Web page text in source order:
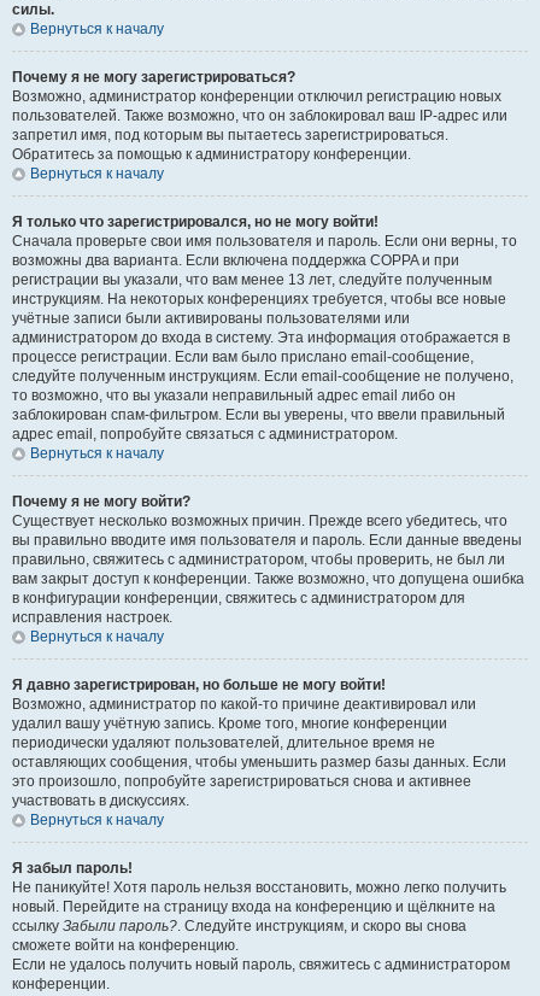
силы.
Вернуться к началу
Почему я не могу зарегистрироваться?
Возможно, администратор конференции отключил регистрацию новых
пользователей. Также возможно, что он заблокировал ваш IP-адрес или
запретил имя, под которым вы пытаетесь зарегистрироваться.
Обратитесь за помощью к администратору конференции.
Вернуться к началу
Я только что зарегистрировался, но не могу войти!
Сначала проверьте свои имя пользователя и пароль. Если они верны, то
возможны два варианта. Если включена поддержка COPPA и при
регистрации вы указали, что вам менее 13 лет, следуйте полученным
инструкциям. На некоторых конференциях требуется, чтобы все новые
учётные записи были активированы пользователями или
администратором до входа в систему. Эта информация отображается в
процессе регистрации. Если вам было прислано email-сообщение,
следуйте полученным инструкциям. Если email-сообщение не получено,
то возможно, что вы указали неправильный адрес email либо он
заблокирован спам-фильтром. Если вы уверены, что ввели правильный
адрес email, попробуйте связаться с администратором.
Вернуться к началу
Почему я не могу войти?
Существует несколько возможных причин. Прежде всего убедитесь, что
вы правильно вводите имя пользователя и пароль. Если данные введены
правильно, свяжитесь с администратором, чтобы проверить, не был ли
вам закрыт доступ к конференции. Также возможно, что допущена ошибка
в конфигурации конференции, свяжитесь с администратором для
исправления настроек.
Вернуться к началу
Я давно зарегистрирован, но больше не могу войти!
Возможно, администратор по какой-то причине деактивировал или
удалил вашу учётную запись. Кроме того, многие конференции
периодически удаляют пользователей, длительное время не
оставляющих сообщения, чтобы уменьшить размер базы данных. Если
это произошло, попробуйте зарегистрироваться снова и активнее
участвовать в дискуссиях.
Вернуться к началу
Я забыл пароль!
Не паникуйте! Хотя пароль нельзя восстановить, можно легко получить
новый. Перейдите на страницу входа на конференцию и щёлкните на
ссылку Забыли пароль?. Следуйте инструкциям, и скоро вы снова
сможете войти на конференцию.
Если не удалось получить новый пароль, свяжитесь с администратором
конференции.